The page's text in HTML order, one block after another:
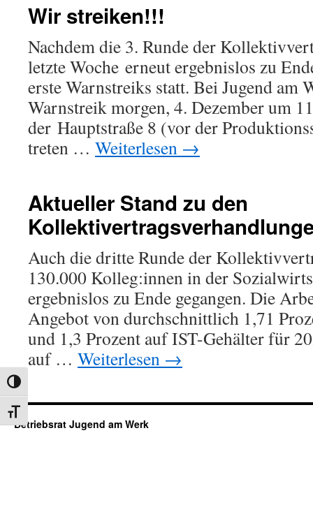
Umschalten auf hohe Kontraste
Schrift vergrößern
Wir streiken!!!
Nachdem die 3. Runde der
letzte Woche erneut ergebnislos zu
erste Warnstreiks statt. Bei Jugend am
Warnstreik morgen, 4. Dezember um
der Hauptstraße 8 (vor der
treten … Weiterlesen →
Aktueller Stand zu den
Auch die dritte Runde der
130.000 Kolleg:innen in der
ergebnislos zu Ende gegangen. Die
Angebot von durchschnittlich 1,71
und 1,3 Prozent auf IST-Gehälter für
auf … Weiterlesen →
Betriebsrat Jugend am Werk